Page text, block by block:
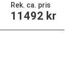
Rek. ca. pris
11492 kr